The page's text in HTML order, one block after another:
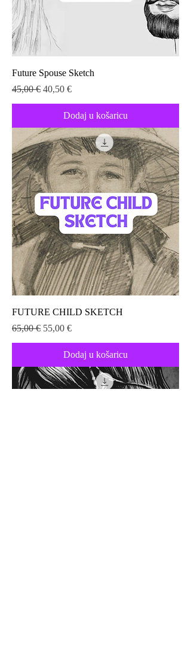
Future Spouse Sketch
Redovna cijena
45,00 € Cijena s popustom
40,50 €
Dodaj u košaricu
FUTURE CHILD SKETCH
Redovna cijena
65,00 € Cijena s popustom
55,00 €
Dodaj u košaricu